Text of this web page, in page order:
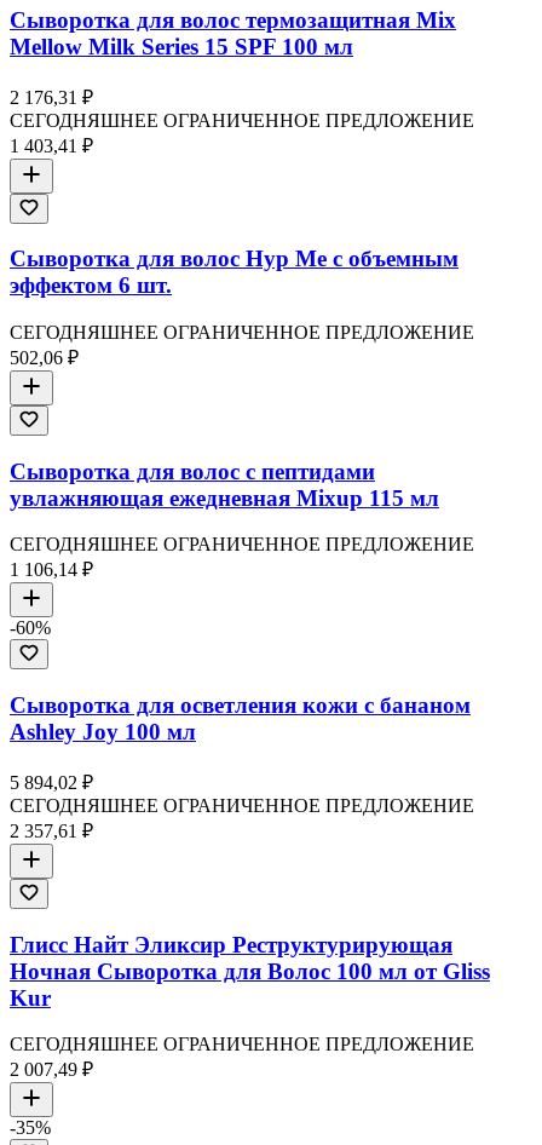
Сыворотка для волос термозащитная Mix
Mellow Milk Series 15 SPF 100 мл
2 176,31 ₽
СЕГОДНЯШНЕЕ ОГРАНИЧЕННОЕ ПРЕДЛОЖЕНИЕ
1 403,41 ₽
Сыворотка для волос Hyp Me с объемным
эффектом 6 шт.
СЕГОДНЯШНЕЕ ОГРАНИЧЕННОЕ ПРЕДЛОЖЕНИЕ
502,06 ₽
Сыворотка для волос с пептидами
увлажняющая ежедневная Mixup 115 мл
СЕГОДНЯШНЕЕ ОГРАНИЧЕННОЕ ПРЕДЛОЖЕНИЕ
1 106,14 ₽
-60%
Сыворотка для осветления кожи с бананом
Ashley Joy 100 мл
5 894,02 ₽
СЕГОДНЯШНЕЕ ОГРАНИЧЕННОЕ ПРЕДЛОЖЕНИЕ
2 357,61 ₽
Глисс Найт Эликсир Реструктурирующая
Ночная Сыворотка для Волос 100 мл от Gliss
Kur
СЕГОДНЯШНЕЕ ОГРАНИЧЕННОЕ ПРЕДЛОЖЕНИЕ
2 007,49 ₽
-35%